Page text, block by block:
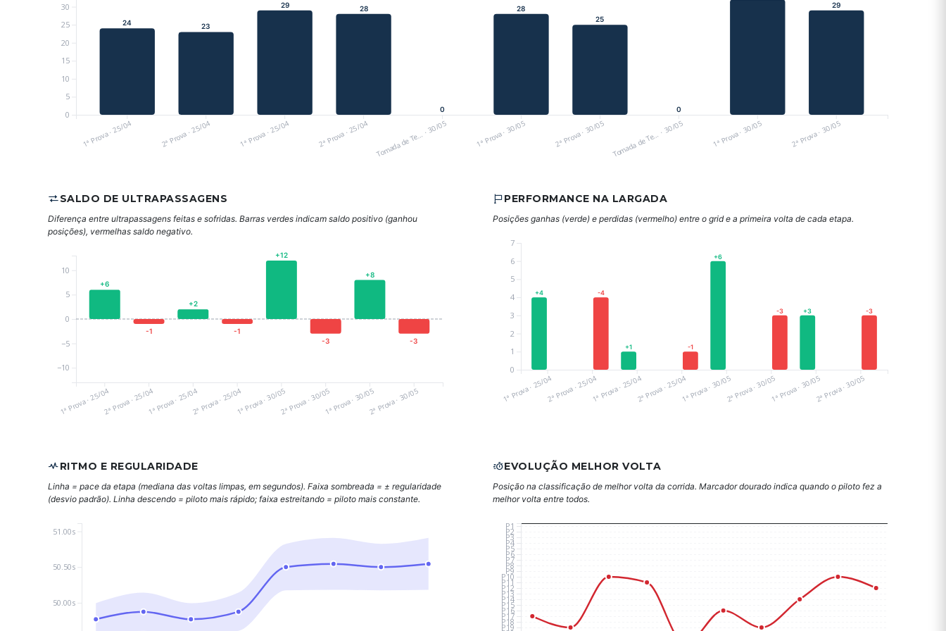
1ª Prova · 25/04 2ª Prova · 25/04 1ª Prova · 25/04 2ª Prova · 25/04 Tomada de Te… · 30/05 1ª Prova · 30/05 2ª Prova · 30/05 Tomada de Te… · 30/05 1ª Prova · 30/05 2ª Prova · 30/05
0
5
10
15
20
25
30
24 23
29 28
0
28
25
0
29
SALDO DE ULTRAPASSAGENS
Diferença entre ultrapassagens feitas e sofridas. Barras verdes indicam saldo positivo (ganhou
posições), vermelhas saldo negativo.
1ª Prova · 25/042ª Prova · 25/041ª Prova · 25/042ª Prova · 25/041ª Prova · 30/052ª Prova · 30/051ª Prova · 30/052ª Prova · 30/05
−10
−5
0
5
10
+6
-1
+2
-1
+12
-3
+8
-3
PERFORMANCE NA LARGADA
Posições ganhas (verde) e perdidas (vermelho) entre o grid e a primeira volta de cada etapa.
1ª Prova · 25/042ª Prova · 25/041ª Prova · 25/042ª Prova · 25/041ª Prova · 30/052ª Prova · 30/051ª Prova · 30/052ª Prova · 30/05
0
1
2
3
4
5
6
7
+4 -4
+1 -1
+6
-3 +3 -3
RITMO E REGULARIDADE
Linha = pace da etapa (mediana das voltas limpas, em segundos). Faixa sombreada = ± regularidade
(desvio padrão). Linha descendo = piloto mais rápido; faixa estreitando = piloto mais constante.
50.00s
50.50s
51.00s
EVOLUÇÃO MELHOR VOLTA
Posição na classificação de melhor volta da corrida. Marcador dourado indica quando o piloto fez a
melhor volta entre todos.
P19
P18
P17
P16
P15
P14
P13
P12
P11
P10
P9
P8
P7
P6
P5
P4
P3
P2
P1